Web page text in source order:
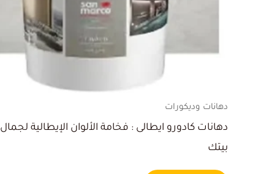
دهانات وديكورات
دهانات كادورو ايطالى : فخامة الألوان الإيطالية لجمال
بيتك